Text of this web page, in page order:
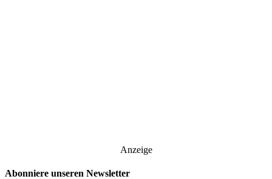
Anzeige
Abonniere unseren Newsletter